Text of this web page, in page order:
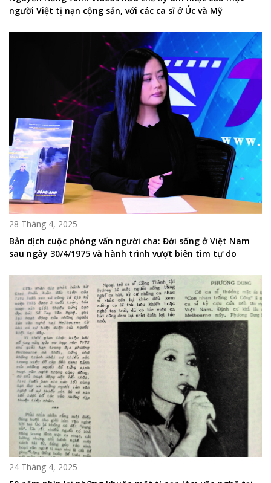
người Việt tị nạn cộng sản, với các ca sĩ ở Úc và Mỹ
28 Tháng 4, 2025
Bản dịch cuộc phỏng vấn người cha: Đời sống ở Việt Nam
sau ngày 30/4/1975 và hành trình vượt biên tìm tự do
24 Tháng 4, 2025